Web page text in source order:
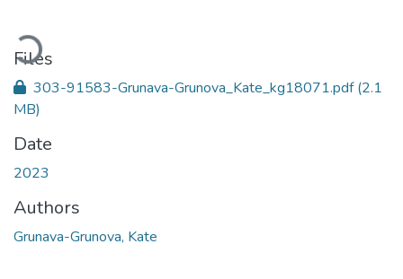
Loading...
Files
303-91583-Grunava-Grunova_Kate_kg18071.pdf(2.1
MB)
Date
2023
Authors
Grunava-Grunova, Kate